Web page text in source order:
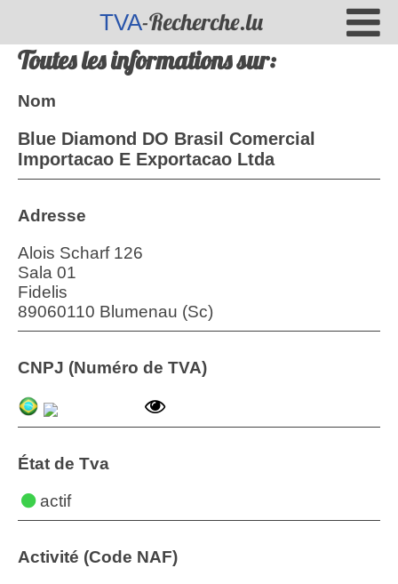
TVA-Recherche.lu
Toutes les informations sur:
Nom
Blue Diamond DO Brasil Comercial
Importacao E Exportacao Ltda
Adresse
Alois Scharf 126
Sala 01
Fidelis
89060110 Blumenau (Sc)
CNPJ (Numéro de TVA)
État de Tva
actif
Activité (Code NAF)